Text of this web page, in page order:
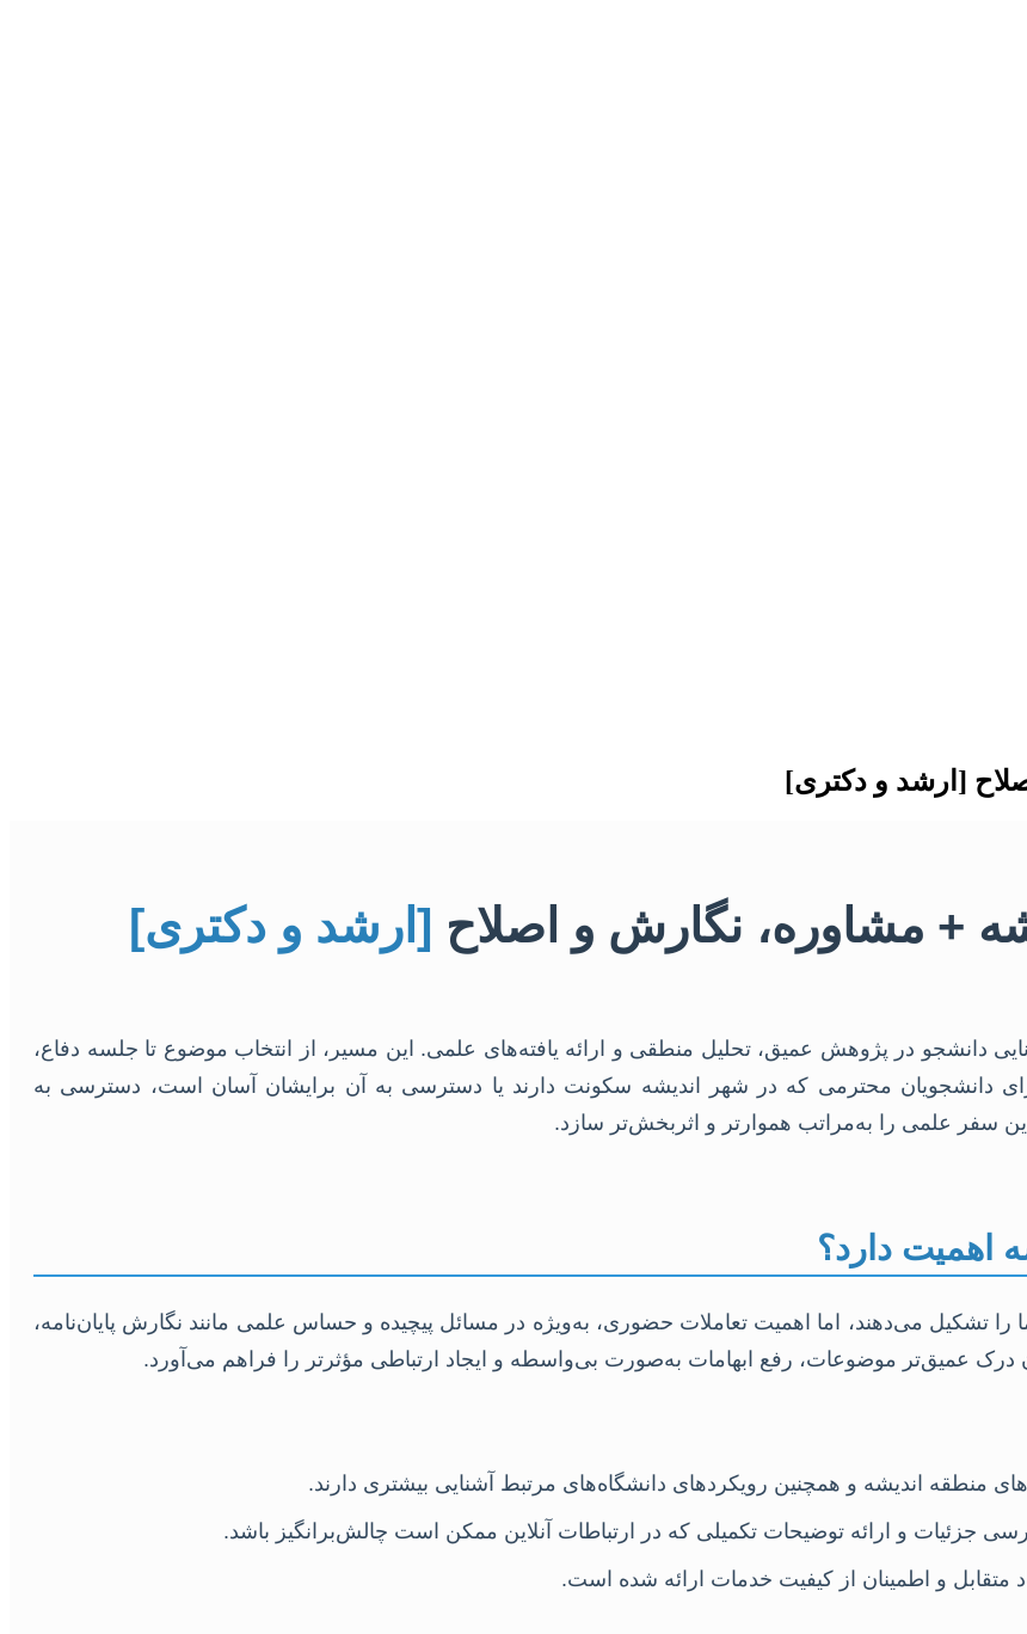
[ارشد و دکتری]
+ مشاوره، نگارش و اصلاح [ارشد و دکتری]
دانشجو در پژوهش عمیق، تحلیل منطقی و ارائه یافته‌های علمی. این مسیر، از انتخاب موضوع تا جلسه دفاع،
دانشجویان محترمی که در شهر اندیشه سکونت دارند یا دسترسی به آن برایشان آسان است، دسترسی به
سفر علمی را به‌مراتب هموارتر و اثربخش‌تر سازد.
اهمیت دارد؟
را تشکیل می‌دهند، اما اهمیت تعاملات حضوری، به‌ویژه در مسائل پیچیده و حساس علمی مانند نگارش پایان‌نامه،
عمیق‌تر موضوعات، رفع ابهامات به‌صورت بی‌واسطه و ایجاد ارتباطی مؤثرتر را فراهم می‌آورد.
منطقه اندیشه و همچنین رویکردهای دانشگاه‌های مرتبط آشنایی بیشتری دارند.
جزئیات و ارائه توضیحات تکمیلی که در ارتباطات آنلاین ممکن است چالش‌برانگیز باشد.
متقابل و اطمینان از کیفیت خدمات ارائه شده است.